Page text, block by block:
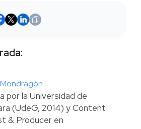
por la Universidad de
(UdeG, 2014) y Content
& Producer en